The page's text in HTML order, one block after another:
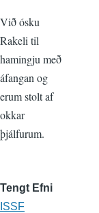
Við ósku
Rakeli til
hamingju með
áfangan og
erum stolt af
okkar
þjálfurum.
Tengt Efni
ISSF